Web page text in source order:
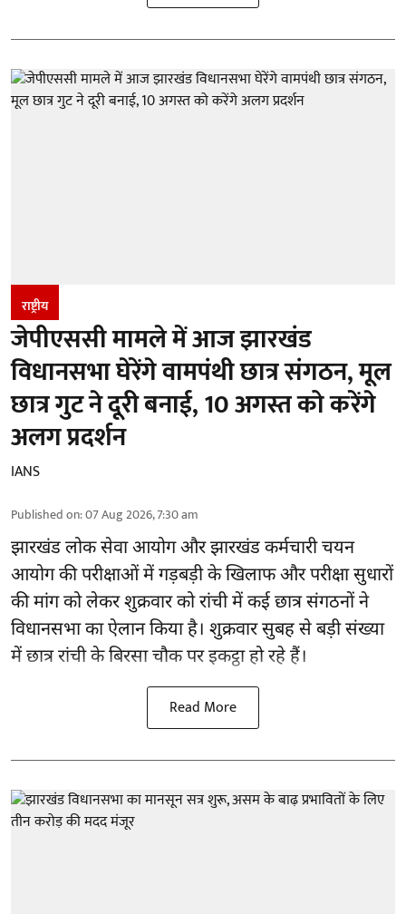
राष्ट्रीय
जेपीएससी मामले में आज झारखंड
विधानसभा घेरेंगे वामपंथी छात्र संगठन, मूल
छात्र गुट ने दूरी बनाई, 10 अगस्त को करेंगे
अलग प्रदर्शन
IANS
Published on:07 Aug 2026, 7:30 am
झारखंडलोक सेवा आयोग और झारखंड कर्मचारी चयन
आयोग की परीक्षाओं में गड़बड़ी के खिलाफ और परीक्षा सुधारों
की मांग को लेकर शुक्रवार को रांची में कई छात्र संगठनों ने
विधानसभा का ऐलान किया है। शुक्रवार सुबह से बड़ी संख्या
में छात्र रांची के बिरसा चौक पर इकट्ठा हो रहे हैं।
Read More